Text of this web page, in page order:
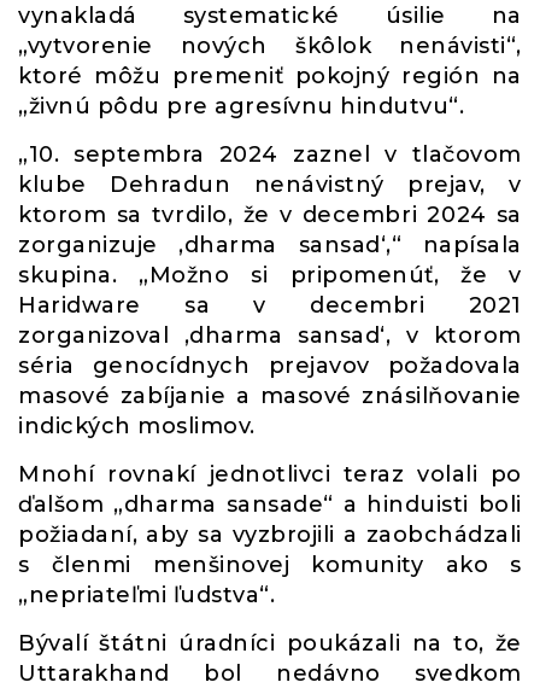
vynakladá systematické úsilie na
„vytvorenie nových škôlok nenávisti“,
ktoré môžu premeniť pokojný región na
„živnú pôdu pre agresívnu hindutvu“.
„10. septembra 2024 zaznel v tlačovom
klube Dehradun nenávistný prejav, v
ktorom sa tvrdilo, že v decembri 2024 sa
zorganizuje ‚dharma sansad‘,“ napísala
skupina. „Možno si pripomenúť, že v
Haridware sa v decembri 2021
zorganizoval ‚dharma sansad‘, v ktorom
séria genocídnych prejavov požadovala
masové zabíjanie a masové znásilňovanie
indických moslimov.
Mnohí rovnakí jednotlivci teraz volali po
ďalšom „dharma sansade“ a hinduisti boli
požiadaní, aby sa vyzbrojili a zaobchádzali
s členmi menšinovej komunity ako s
„nepriateľmi ľudstva“.
Bývalí štátni úradníci poukázali na to, že
Uttarakhand bol nedávno svedkom